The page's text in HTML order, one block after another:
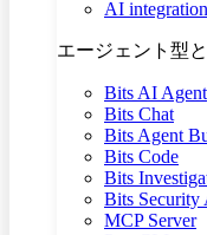
AI
エージェント型
Bits AI Agent
Bits Chat
Bits Agent
Bits Code
Bits
Bits Security
MCP Server